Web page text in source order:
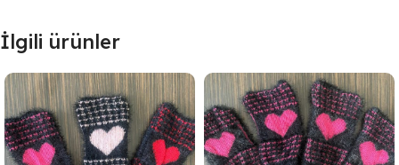
İlgili ürünler